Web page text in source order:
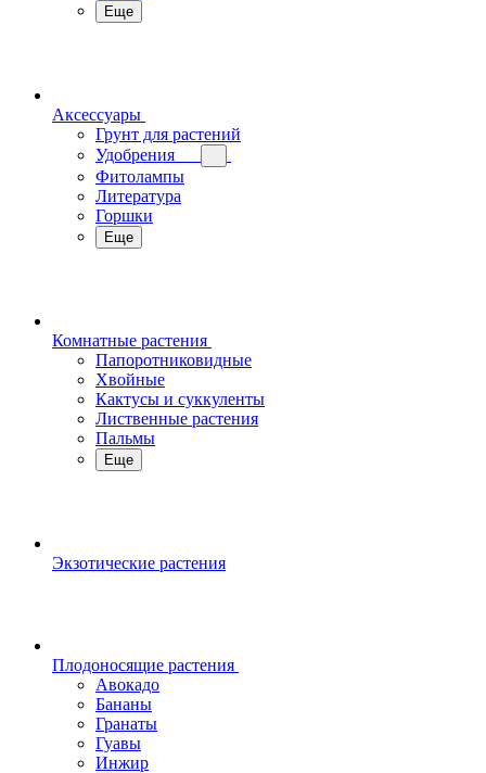
Еще
Аксессуары
Грунт для растений
Удобрения
Фитолампы
Литература
Горшки
Еще
Комнатные растения
Папоротниковидные
Хвойные
Кактусы и суккуленты
Лиственные растения
Пальмы
Еще
Экзотические растения
Плодоносящие растения
Авокадо
Бананы
Гранаты
Гуавы
Инжир